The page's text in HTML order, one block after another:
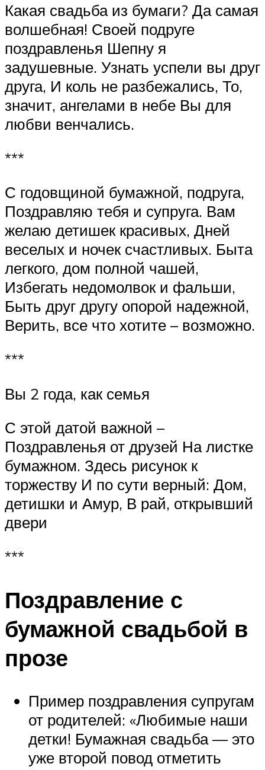
Какая свадьба из бумаги? Да самая
волшебная! Своей подруге
поздравленья Шепну я
задушевные. Узнать успели вы друг
друга, И коль не разбежались, То,
значит, ангелами в небе Вы для
любви венчались.
***
С годовщиной бумажной, подруга,
Поздравляю тебя и супруга. Вам
желаю детишек красивых, Дней
веселых и ночек счастливых. Быта
легкого, дом полной чашей,
Избегать недомолвок и фальши,
Быть друг другу опорой надежной,
Верить, все что хотите – возможно.
***
Вы 2 года, как семья
С этой датой важной –
Поздравленья от друзей На листке
бумажном. Здесь рисунок к
торжеству И по сути верный: Дом,
детишки и Амур, В рай, открывший
двери
***
Поздравление с
бумажной свадьбой в
прозе
Пример поздравления супругам
от родителей: «Любимые наши
детки! Бумажная свадьба — это
уже второй повод отметить